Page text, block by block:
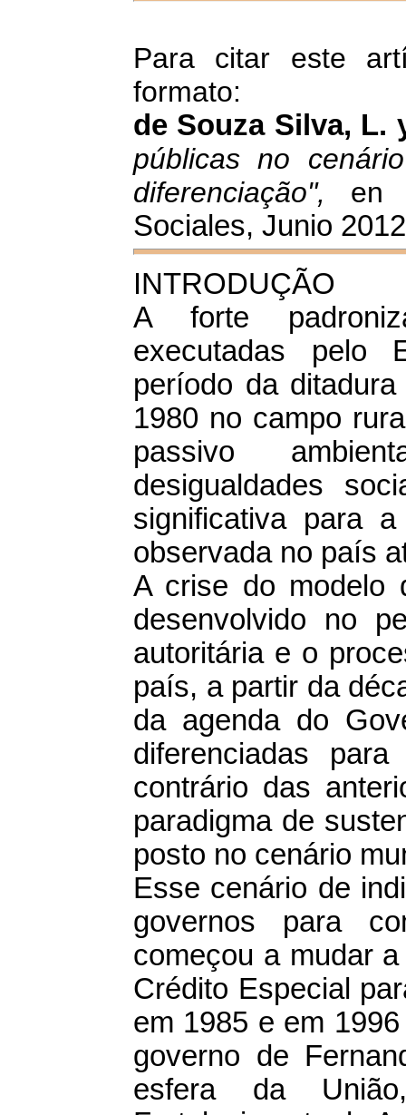
Para citar este
formato:
de Souza Silva, L.
públicas no
diferenciação",
en
Sociales, Junio
INTRODUÇÃO
A forte
executadas pelo
período da
1980 no campo
passivo
desigualdades
significativa para
observada no país
A crise do modelo
desenvolvido no
autoritária e o
país, a partir da
da agenda do
diferenciadas
contrário das
paradigma de
posto no cenário
Esse cenário de
governos para
começou a mudar
Crédito Especial
em 1985 e em
governo de
esfera da